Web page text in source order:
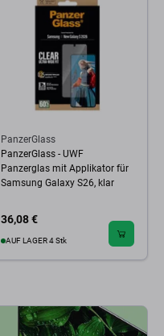
PanzerGlass
PanzerGlass - UWF
Panzerglas mit Applikator für
Samsung Galaxy S26, klar
36,08 €
AUF LAGER 4 Stk